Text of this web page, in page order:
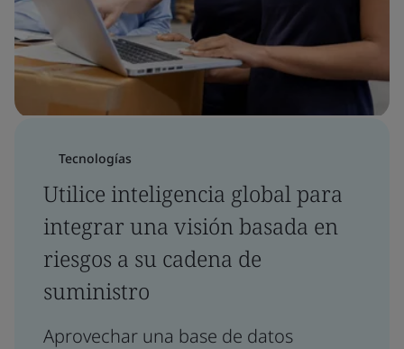
Tecnologías
Utilice inteligencia global para
integrar una visión basada en
riesgos a su cadena de
suministro
Aprovechar una base de datos